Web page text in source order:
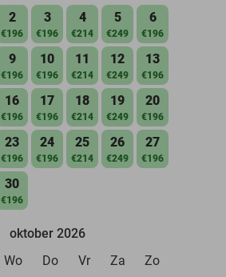
2
€196
3
€196
4
€214
5
€249
6
€196
9
€196
10
€196
11
€214
12
€249
13
€196
16
€196
17
€196
18
€214
19
€249
20
€196
23
€196
24
€196
25
€214
26
€249
27
€196
30
€196
oktober 2026
Wo Do Vr Za Zo